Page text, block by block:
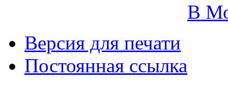
В
Версия для печати
Постоянная ссылка